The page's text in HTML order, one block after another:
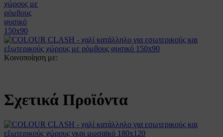
Κοινοποίηση με:
Σχετικά Προϊόντα